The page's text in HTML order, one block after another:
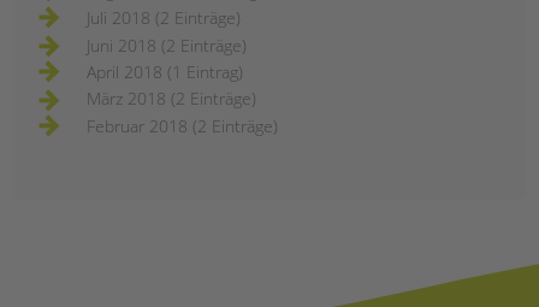
Juli 2018 (2 Einträge)
Juni 2018 (2 Einträge)
April 2018 (1 Eintrag)
März 2018 (2 Einträge)
Februar 2018 (2 Einträge)